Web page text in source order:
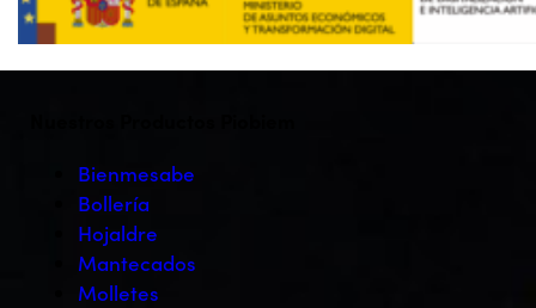
Bienmesabe
Bollería
Hojaldre
Mantecados
Molletes